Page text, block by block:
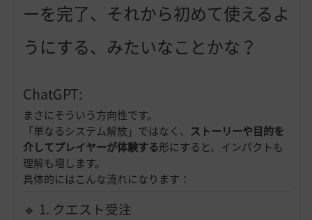
ーを完了、それから初めて使えるよ
うにする、みたいなことかな？
ChatGPT:
まさにそういう方向性です。
「単なるシステム解放」ではなく、 ストーリーや目的を
介してプレイヤーが体験する形にすると、インパクトも
理解も増します。
具体的にはこんな流れになります：
🔹 1. クエスト受注